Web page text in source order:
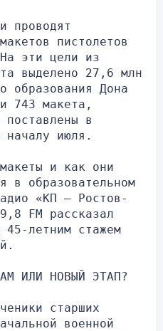
проводят
пистолетов
эти цели из
выделено 27,6 млн
образования Дона
743 макета,
поставлены в
началу июля.
и как они
в образовательном
«КП — Ростов-
FM рассказал
летним стажем
ИЛИ НОВЫЙ ЭТАП?
старших
военной